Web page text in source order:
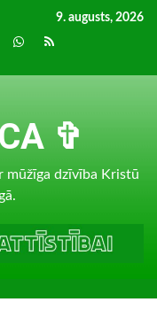
9. augusts, 2026
whatsapp
RSS
✞
mūžīga dzīvība Kristū